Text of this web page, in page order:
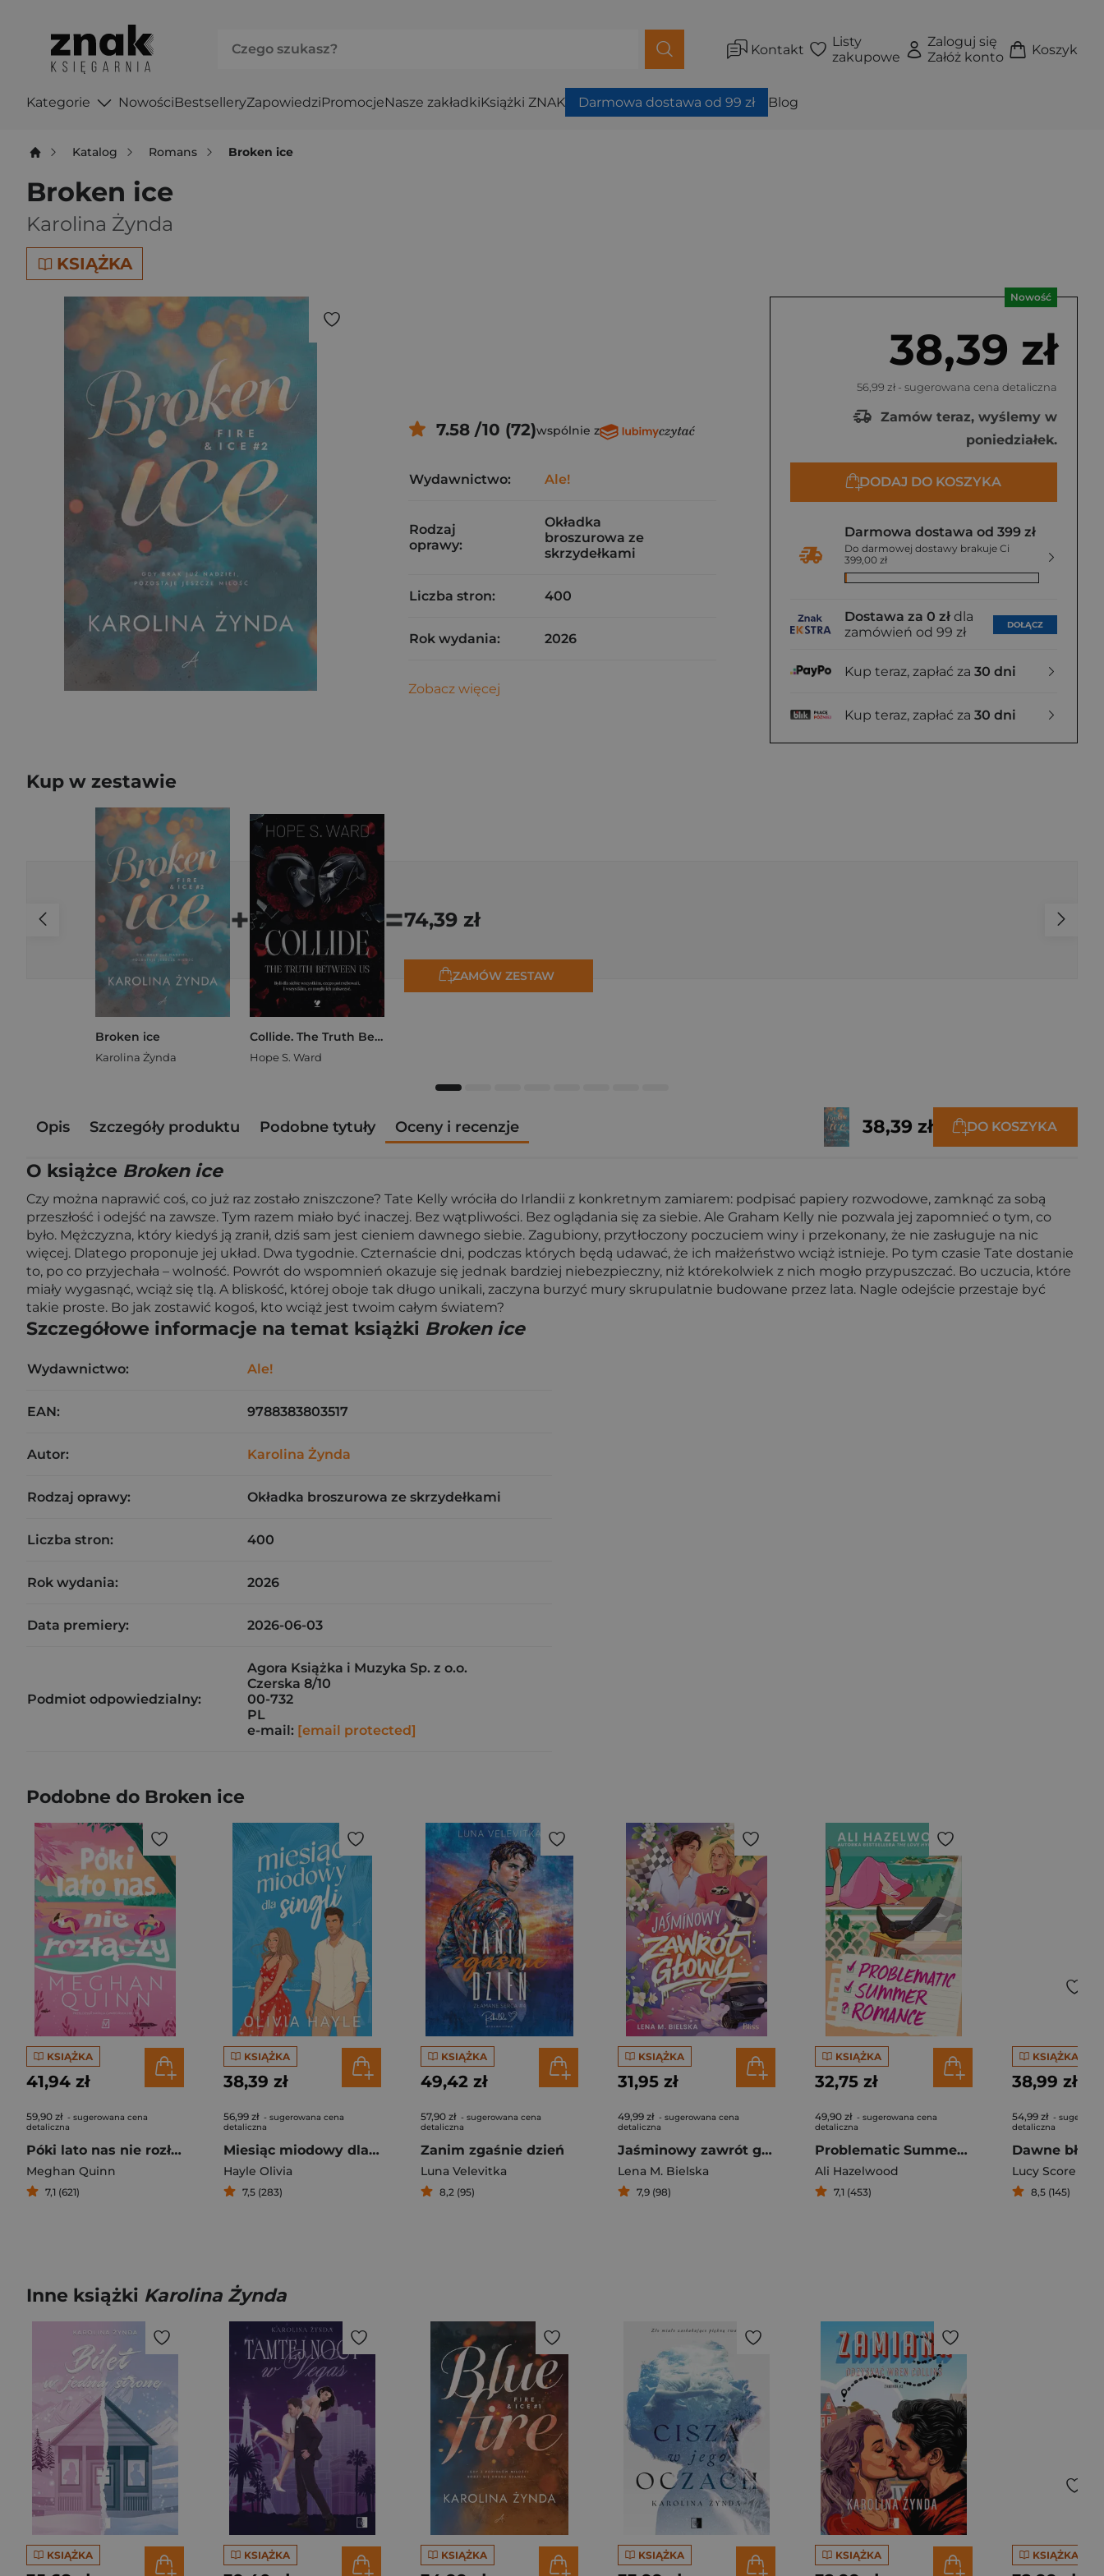
Kontakt
Listy
zakupowe
Zaloguj się
Załóż konto
Koszyk
Kategorie NowościBestselleryZapowiedziPromocjeNasze zakładkiKsiążki ZNAK Darmowa dostawa od 99 zł Blog
Katalog Romans Broken ice
Broken ice
Karolina Żynda
KSIĄŻKA
Nowość
38,39 zł
56,99 zł - sugerowana cena detaliczna
Zamów teraz, wyślemy w
poniedziałek.
DODAJ DO KOSZYKA
Darmowa dostawa od 399 zł
Do darmowej dostawy brakuje Ci
399,00 zł
Dostawa za 0 zł dla
zamówień od 99 zł
DOŁĄCZ
Kup teraz, zapłać za 30 dni
Kup teraz, zapłać za 30 dni
7.58 /10 (72)wspólnie z
Wydawnictwo: Ale!
Rodzaj
oprawy:
Okładka
broszurowa ze
skrzydełkami
Liczba stron: 400
Rok wydania: 2026
Zobacz więcej
Kup w zestawie
Broken ice
Karolina Żynda
+
Collide. The Truth Between Us
Hope S. Ward
=74,39 zł
ZAMÓW ZESTAW
Opis Szczegóły produktu Podobne tytuły Oceny i recenzje 38,39 zł DO KOSZYKA
O książce Broken ice
Czy można naprawić coś, co już raz zostało zniszczone? Tate Kelly wróciła do Irlandii z konkretnym zamiarem: podpisać papiery rozwodowe, zamknąć za sobą
przeszłość i odejść na zawsze. Tym razem miało być inaczej. Bez wątpliwości. Bez oglądania się za siebie. Ale Graham Kelly nie pozwala jej zapomnieć o tym, co
było. Mężczyzna, który kiedyś ją zranił, dziś sam jest cieniem dawnego siebie. Zagubiony, przytłoczony poczuciem winy i przekonany, że nie zasługuje na nic
więcej. Dlatego proponuje jej układ. Dwa tygodnie. Czternaście dni, podczas których będą udawać, że ich małżeństwo wciąż istnieje. Po tym czasie Tate dostanie
to, po co przyjechała – wolność. Powrót do wspomnień okazuje się jednak bardziej niebezpieczny, niż którekolwiek z nich mogło przypuszczać. Bo uczucia, które
miały wygasnąć, wciąż się tlą. A bliskość, której oboje tak długo unikali, zaczyna burzyć mury skrupulatnie budowane przez lata. Nagle odejście przestaje być
takie proste. Bo jak zostawić kogoś, kto wciąż jest twoim całym światem?
Szczegółowe informacje na temat książki Broken ice
Wydawnictwo: Ale!
EAN: 9788383803517
Autor: Karolina Żynda
Rodzaj oprawy: Okładka broszurowa ze skrzydełkami
Liczba stron: 400
Rok wydania: 2026
Data premiery: 2026-06-03
Podmiot odpowiedzialny:
Agora Książka i Muzyka Sp. z o.o.
Czerska 8/10
00-732
PL
e-mail: [email protected]
Podobne do Broken ice
KSIĄŻKA
41,94 zł
59,90 zł - sugerowana cena
detaliczna
Póki lato nas nie rozłączy
Meghan Quinn
7,1 (621)
KSIĄŻKA
38,39 zł
56,99 zł - sugerowana cena
detaliczna
Miesiąc miodowy dla singli
Hayle Olivia
7,5 (283)
KSIĄŻKA
49,42 zł
57,90 zł - sugerowana cena
detaliczna
Zanim zgaśnie dzień
Luna Velevitka
8,2 (95)
KSIĄŻKA
31,95 zł
49,99 zł - sugerowana cena
detaliczna
Jaśminowy zawrót głowy
Lena M. Bielska
7,9 (98)
KSIĄŻKA
32,75 zł
49,90 zł - sugerowana cena
detaliczna
Problematic Summer Romance
Ali Hazelwood
7,1 (453)
KSIĄŻKA
38,99 zł
54,99 zł -
detaliczna
Lucy Score
8,5 (145)
Inne książki Karolina Żynda
KSIĄŻKA KSIĄŻKA KSIĄŻKA KSIĄŻKA KSIĄŻKA KSIĄŻKA